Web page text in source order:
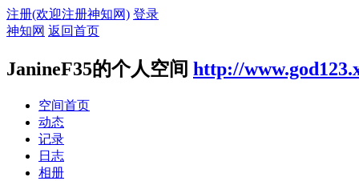
注册(欢迎注册神知网) 登录
神知网 返回首页
JanineF35的个人空间 http://
空间首页
动态
记录
日志
相册